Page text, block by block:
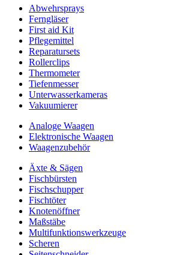
Abwehrsprays
Ferngläser
First aid Kit
Pflegemittel
Reparatursets
Rollerclips
Thermometer
Tiefenmesser
Unterwasserkameras
Vakuumierer
Analoge Waagen
Elektronische Waagen
Waagenzubehör
Äxte & Sägen
Fischbürsten
Fischschupper
Fischtöter
Knotenöffner
Maßstäbe
Multifunktionswerkzeuge
Scheren